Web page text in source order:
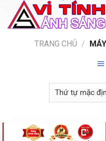
content
TRANG CHỦ /